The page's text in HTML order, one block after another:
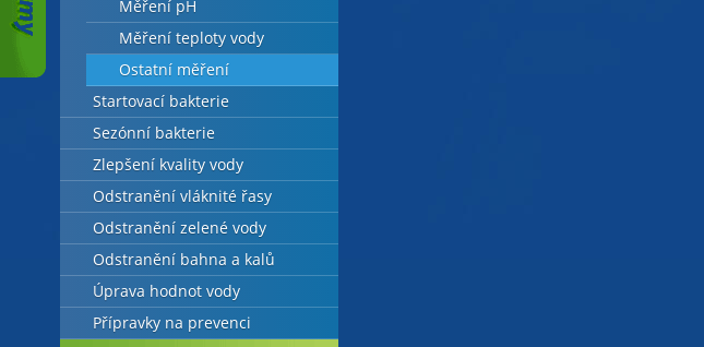
Měření pH
Měření teploty vody
Ostatní měření
Startovací bakterie
Sezónní bakterie
Zlepšení kvality vody
Odstranění vláknité řasy
Odstranění zelené vody
Odstranění bahna a kalů
Úprava hodnot vody
Přípravky na prevenci